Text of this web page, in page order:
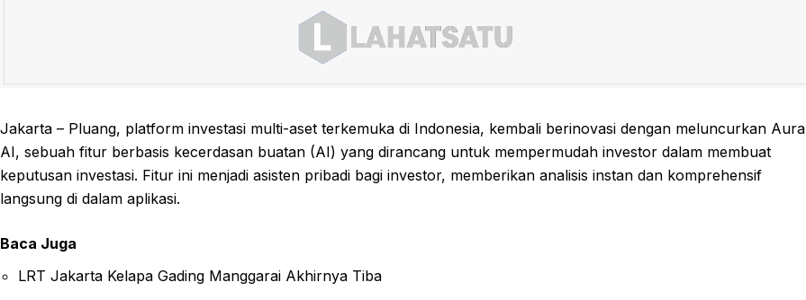
Jakarta – Pluang, platform investasi multi-aset terkemuka di Indonesia, kembali berinovasi dengan meluncurkan Aura
AI, sebuah fitur berbasis kecerdasan buatan (AI) yang dirancang untuk mempermudah investor dalam membuat
keputusan investasi. Fitur ini menjadi asisten pribadi bagi investor, memberikan analisis instan dan komprehensif
langsung di dalam aplikasi.
Baca Juga
LRT Jakarta Kelapa Gading Manggarai Akhirnya Tiba